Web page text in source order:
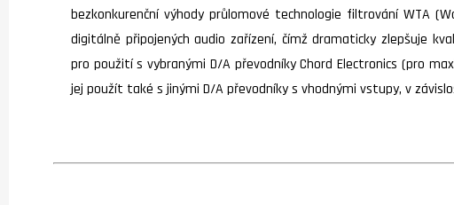
bezkonkurenční výhody průlomové technologie filtrování WTA
digitálně připojených audio zařízení, čímž dramaticky zlepšuje
pro použití s ​​vybranými D/A převodníky Chord Electronics (pro
jej použít také s jinými D/A převodníky s vhodnými vstupy, v